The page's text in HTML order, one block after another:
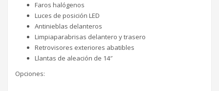
Faros halógenos
Luces de posición LED
Antinieblas delanteros
Limpiaparabrisas delantero y trasero
Retrovisores exteriores abatibles
Llantas de aleación de 14″
Opciones: